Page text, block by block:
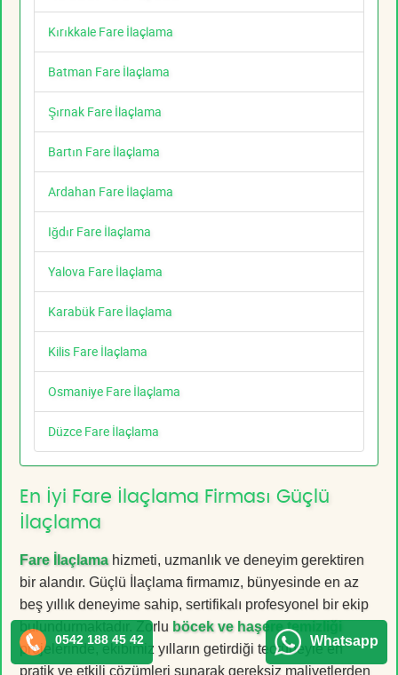
Kırıkkale Fare İlaçlama
Batman Fare İlaçlama
Şırnak Fare İlaçlama
Bartın Fare İlaçlama
Ardahan Fare İlaçlama
Iğdır Fare İlaçlama
Yalova Fare İlaçlama
Karabük Fare İlaçlama
Kilis Fare İlaçlama
Osmaniye Fare İlaçlama
Düzce Fare İlaçlama
En İyi Fare İlaçlama Firması Güçlü
İlaçlama
Fare İlaçlamahizmeti, uzmanlık ve deneyim gerektiren
bir alandır. Güçlü İlaçlama firmamız, bünyesinde en az
beş yıllık deneyime sahip, sertifikalı profesyonel bir ekip
bulundurmaktadır. Zorlu böcek ve haşere temizliği
projelerinde, ekibimiz yılların getirdiği tecrübeyle en
pratik ve etkili çözümleri sunarak gereksiz maliyetlerden
0542 188 45 42 Whatsapp